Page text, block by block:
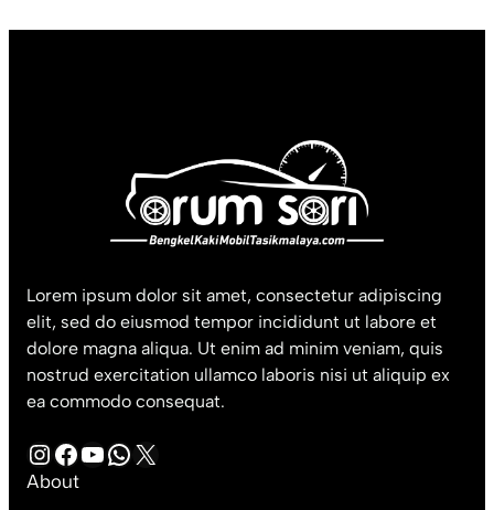
Lorem ipsum dolor sit amet, consectetur adipiscing
elit, sed do eiusmod tempor incididunt ut labore et
dolore magna aliqua. Ut enim ad minim veniam, quis
nostrud exercitation ullamco laboris nisi ut aliquip ex
ea commodo consequat.
InstagramFacebook YouTube WhatsApp X
About